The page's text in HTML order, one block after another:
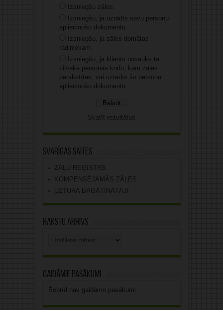
Izsniegšu zāles.
Izsniegšu, ja uzrādīs savu personu
apliecinošu dokumentu.
Izsniegšu, ja zāles domātas
radiniekam.
Izsniegšu, ja klients nosauks tā
cilvēka personas kodu, kam zāles
parakstītas, vai uzrādīs šo personu
apliecinošu dokumentu.
Skatīt rezultātus
Svarīgas saites
ZĀĻU REĢISTRS
KOMPENSĒJAMĀS ZĀLES
UZTURA BAGĀTINĀTĀJI
Rakstu arhīvs
Gaidāmie pasākumi
Šobrīd nav gaidāmo pasākumi.